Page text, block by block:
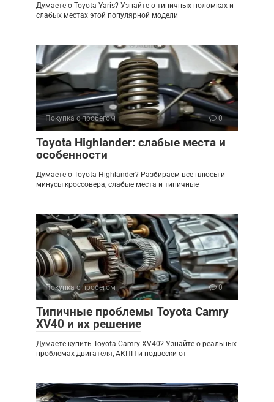
Думаете о Toyota Yaris? Узнайте о типичных поломках и
слабых местах этой популярной модели
Покупка с пробегом 0
Toyota Highlander: слабые места и
особенности
Думаете о Toyota Highlander? Разбираем все плюсы и
минусы кроссовера, слабые места и типичные
Покупка с пробегом 0
Типичные проблемы Toyota Camry
XV40 и их решение
Думаете купить Toyota Camry XV40? Узнайте о реальных
проблемах двигателя, АКПП и подвески от